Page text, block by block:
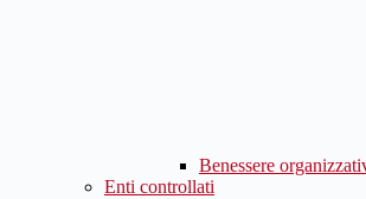
Benessere
Enti controllati